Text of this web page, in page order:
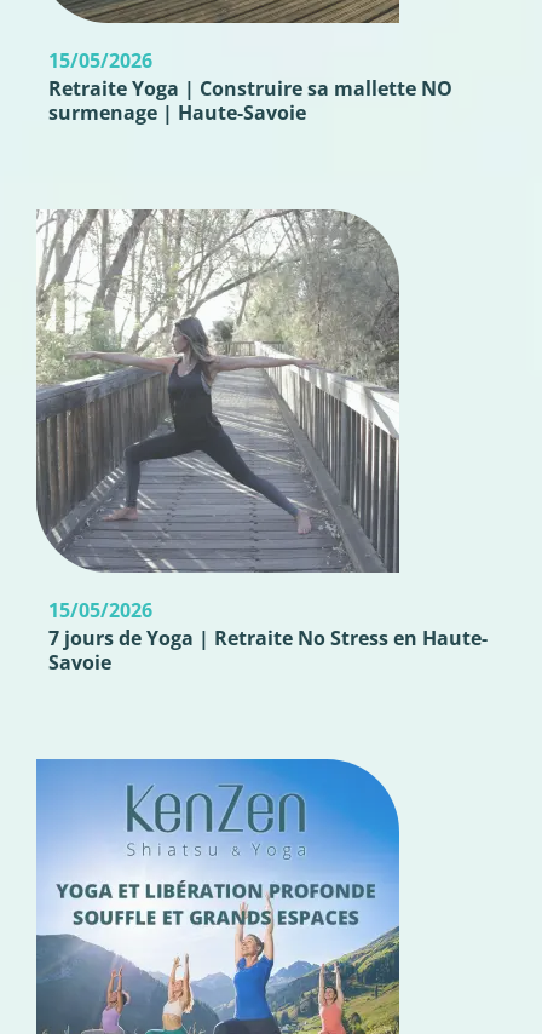
15/05/2026
Retraite Yoga | Construire sa mallette NO
surmenage | Haute-Savoie
15/05/2026
7 jours de Yoga | Retraite No Stress en Haute-
Savoie